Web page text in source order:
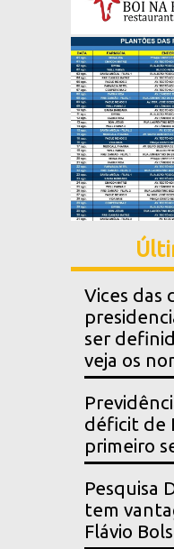
Vices das
ser
veja os
déficit de
primeiro
Pesquisa
tem
Flávio